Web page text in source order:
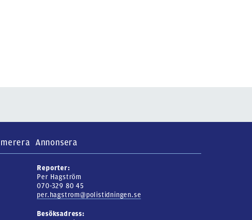
Annonsera
Reporter:
Per Hagström
070-329 80 45
per.hagstrom@polistidningen.se
Besöksadress: